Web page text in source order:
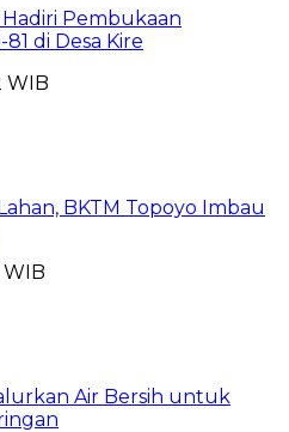
Pembukaan
di Desa Kire
WIB
BKTM Topoyo Imbau
WIB
Air Bersih untuk